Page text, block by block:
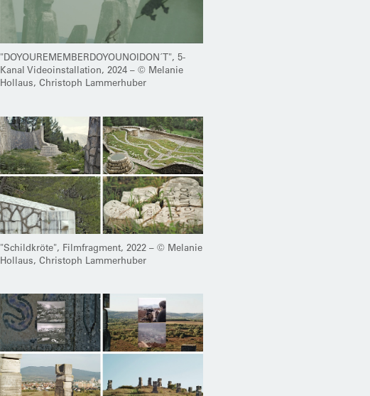
"DOYOUREMEMBERDOYOUNOIDON´T", 5-
Kanal Videoinstallation, 2024 – © Melanie
Hollaus, Christoph Lammerhuber
"Schildkröte", Filmfragment, 2022 – © Melanie
Hollaus, Christoph Lammerhuber